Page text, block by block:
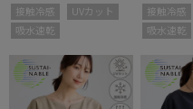
接触冷感
UVカット
吸水速乾
接触冷感
吸水速乾